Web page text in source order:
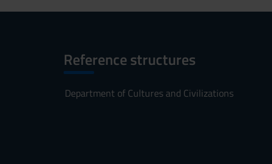
Reference structures
Department of Cultures and Civilizations